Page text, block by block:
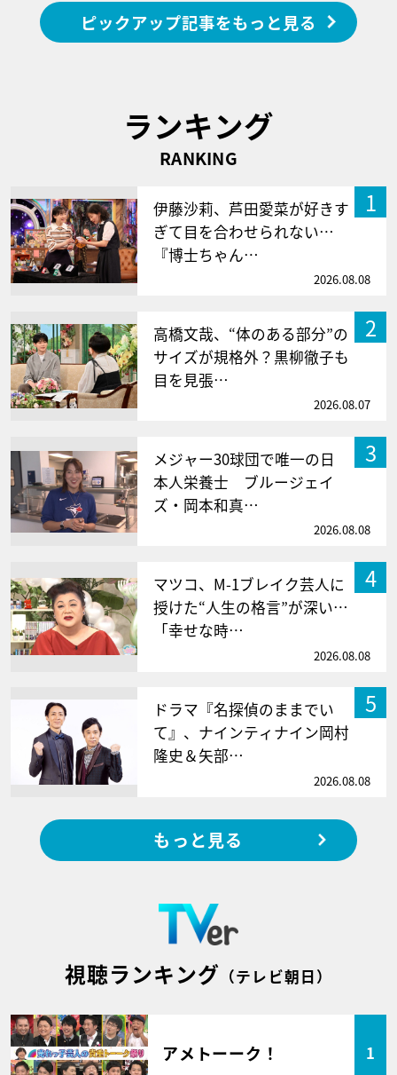
ピックアップ記事をもっと見る
ランキング
RANKING
1
伊藤沙莉、芦田愛菜が好きす
ぎて目を合わせられない…
『博士ちゃん…
2026.08.08
2
高橋文哉、“体のある部分”の
サイズが規格外？黒柳徹子も
目を見張…
2026.08.07
3
メジャー30球団で唯一の日
本人栄養士 ブルージェイ
ズ・岡本和真…
2026.08.08
4
マツコ、M-1ブレイク芸人に
授けた“人生の格言”が深い…
「幸せな時…
2026.08.08
5
ドラマ『名探偵のままでい
て』、ナインティナイン岡村
隆史＆矢部…
2026.08.08
もっと見る
視聴ランキング （テレビ朝日）
アメトーーク！ 1